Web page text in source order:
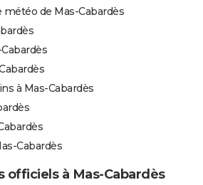
de Mas-Cabardès
à Mas-Cabardès
Cabardès
officiels à Mas-Cabardès